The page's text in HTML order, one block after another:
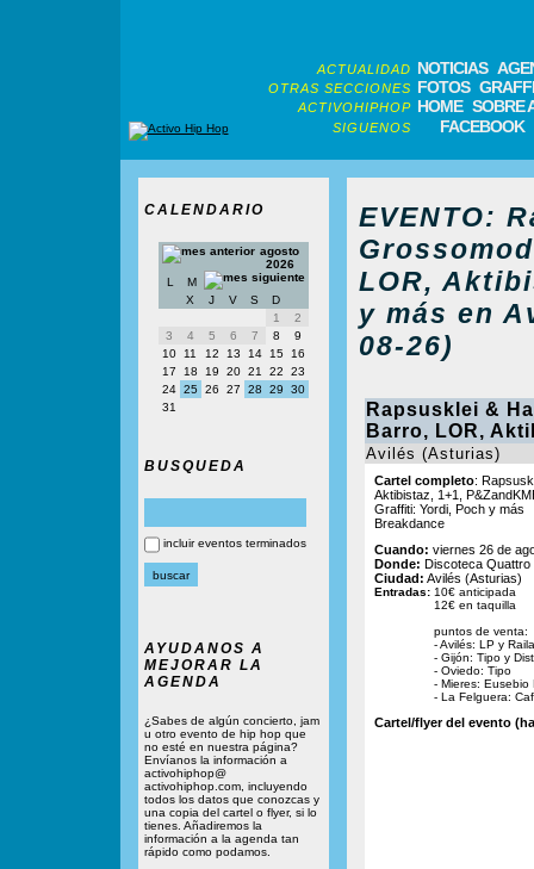
ACTUALIDAD NOTICIAS
OTRAS SECCIONES FOTOS
ACTIVOHIPHOP HOME SOBRE
SIGUENOS FACEBOOK
CALENDARIO
agosto
2026
L
M
X
J V S
D
1
2
3
4 5 6 7 8
9
10
11 12 13 14 15
16
17
18 19 20 21 22
23
24 25 26 27 28 29
30
31
BUSQUEDA
incluir eventos terminados
AYUDANOS A
MEJORAR LA
AGENDA
¿Sabes de algún concierto, jam
u otro evento de hip hop que
no esté en nuestra página?
Envíanos la información a
activohiphop@
activohiphop.com, incluyendo
todos los datos que conozcas y
una copia del cartel o flyer, si lo
tienes. Añadiremos la
información a la agenda tan
rápido como podamos.
EVENTO:
LOR,
y más en
08-26)
Rapsusklei &
Barro, LOR,
Avilés (Asturias)
Cartel completo:
Aktibistaz, 1+1,
Graffiti: Yordi, Poch y más
Breakdance
Cuando: viernes 26 de
Donde: Discoteca Quattro
Ciudad: Avilés (Asturias)
Entradas: 10€ anticipada
12€ en taquilla
puntos de venta:
- Avilés: LP y
- Gijón: Tipo y
- Oviedo: Tipo
- Mieres: Eusebio
- La Felguera:
Cartel/flyer del evento